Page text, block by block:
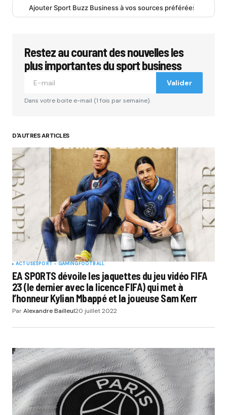
Ajouter Sport Buzz Business à vos sources préférées
Restez au courant des nouvelles les
plus importantes du sport business
Valider
Dans votre boite e-mail (1 fois par semaine).
D'AUTRES ARTICLES
ACTUSESPORT - GAMING FOOTBALL
EA SPORTS dévoile les jaquettes du jeu vidéo FIFA
23 (le dernier avec la licence FIFA) qui met à
l’honneur Kylian Mbappé et la joueuse Sam Kerr
ParAlexandre Bailleul20 juillet 2022